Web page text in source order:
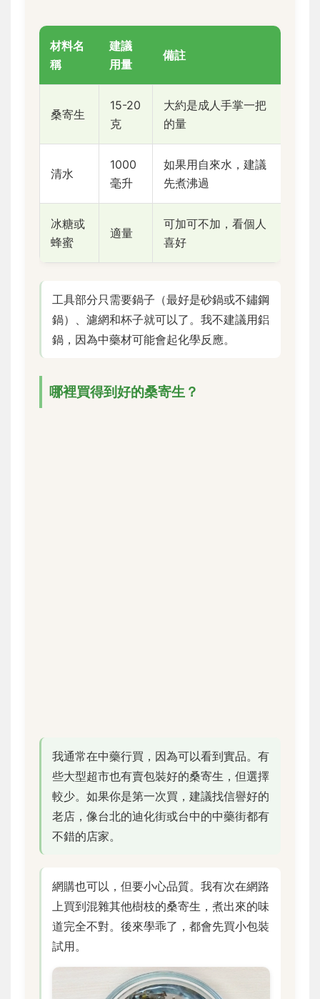
材料名
稱
建議
用量
備註
桑寄生
15-20
克
大約是成人手掌一把
的量
清水
1000
毫升
如果用自來水，建議
先煮沸過
冰糖或
蜂蜜
適量
可加可不加，看個人
喜好
工具部分只需要鍋子（最好是砂鍋或不鏽鋼
鍋）、濾網和杯子就可以了。我不建議用鋁
鍋，因為中藥材可能會起化學反應。
哪裡買得到好的桑寄生？
我通常在中藥行買，因為可以看到實品。有
些大型超市也有賣包裝好的桑寄生，但選擇
較少。如果你是第一次買，建議找信譽好的
老店，像台北的迪化街或台中的中藥街都有
不錯的店家。
網購也可以，但要小心品質。我有次在網路
上買到混雜其他樹枝的桑寄生，煮出來的味
道完全不對。後來學乖了，都會先買小包裝
試用。